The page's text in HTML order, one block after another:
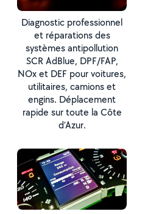
Diagnostic professionnel
et réparations des
systèmes antipollution
SCR AdBlue, DPF/FAP,
NOx et DEF pour voitures,
utilitaires, camions et
engins. Déplacement
rapide sur toute la Côte
d’Azur.